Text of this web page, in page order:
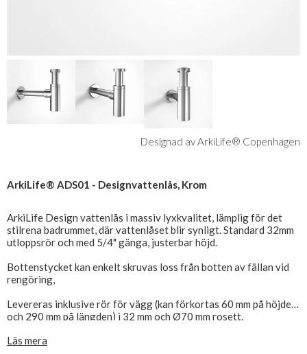
Designad av ArkiLife® Copenhagen
ArkiLife® ADS01 - Designvattenlås, Krom
ArkiLife Design vattenlås i massiv lyxkvalitet, lämplig för det
stilrena badrummet, där vattenlåset blir synligt. Standard 32mm
utloppsrör och med 5/4" gänga, justerbar höjd.
Bottenstycket kan enkelt skruvas loss från botten av fällan vid
rengöring,
Levereras inklusive rör för vägg (kan förkortas 60 mm på höjden
och 290 mm på längden) i 32 mm och Ø70 mm rosett.
Max längd från mitten av vattenlås till ände av avloppsrör till
Läs mera